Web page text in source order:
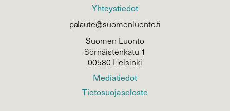
Yhteystiedot
palaute@suomenluonto.fi
Suomen Luonto
Sörnäistenkatu 1
00580 Helsinki
Mediatiedot
Tietosuojaseloste